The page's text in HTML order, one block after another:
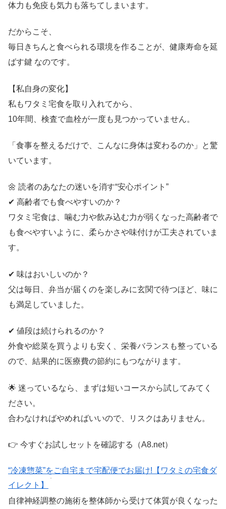
体力も免疫も気力も落ちてしまいます。
だからこそ、
毎日きちんと食べられる環境を作ることが、健康寿命を延
ばす鍵 なのです。
【私自身の変化】
私もワタミ宅食を取り入れてから、
10年間、検査で血栓が一度も見つかっていません。
「食事を整えるだけで、こんなに身体は変わるのか」と驚
いています。
🌼 読者のあなたの迷いを消す“安心ポイント”
✔ 高齢者でも食べやすいのか？
ワタミ宅食は、噛む力や飲み込む力が弱くなった高齢者で
も食べやすいように、柔らかさや味付けが工夫されていま
す。
✔ 味はおいしいのか？
父は毎日、弁当が届くのを楽しみに玄関で待つほど、味に
も満足していました。
✔ 値段は続けられるのか？
外食や総菜を買うよりも安く、栄養バランスも整っている
ので、結果的に医療費の節約にもつながります。
🌟 迷っているなら、まずは短いコースから試してみてく
ださい。
合わなければやめればいいので、リスクはありません。
👉 今すぐお試しセットを確認する（A8.net）
“冷凍惣菜”をご自宅まで宅配便でお届け!【ワタミの宅食ダ
イレクト】
自律神経調整の施術を整体師から受けて体質が良くなった